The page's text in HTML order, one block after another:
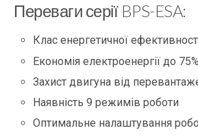
Переваги серії BPS-ESA:
Клас енергетичної
Економія електроенергії до 75%
Захист двигуна від
Наявність 9 режимів роботи
Оптимальне налаштування